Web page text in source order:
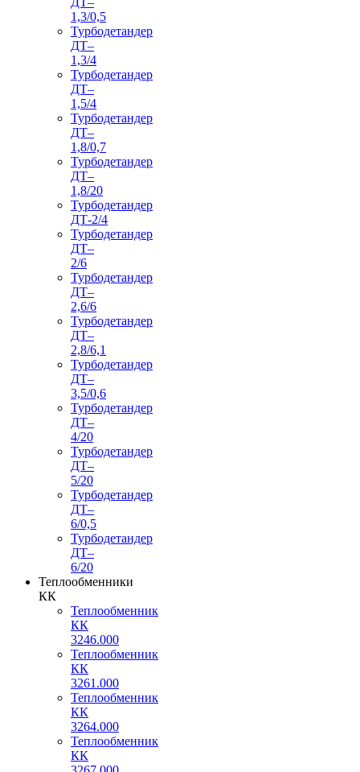
1,3/0,5
Турбодетандер
ДТ–
1,3/4
Турбодетандер
ДТ–
1,5/4
Турбодетандер
ДТ–
1,8/0,7
Турбодетандер
ДТ–
1,8/20
Турбодетандер
ДТ-2/4
Турбодетандер
ДТ–
2/6
Турбодетандер
ДТ–
2,6/6
Турбодетандер
ДТ–
2,8/6,1
Турбодетандер
ДТ–
3,5/0,6
Турбодетандер
ДТ–
4/20
Турбодетандер
ДТ–
5/20
Турбодетандер
ДТ–
6/0,5
Турбодетандер
ДТ–
6/20
Теплообменники
КК
Теплообменник
КК
3246.000
Теплообменник
КК
3261.000
Теплообменник
КК
3264.000
Теплообменник
КК